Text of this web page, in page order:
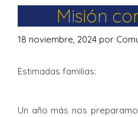
Misión
18 noviembre, 2024 por
Estimadas familias:
Un año más nos